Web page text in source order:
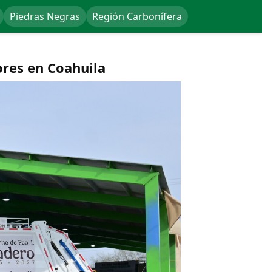
Piedras Negras Región Carbonífera
en Coahuila